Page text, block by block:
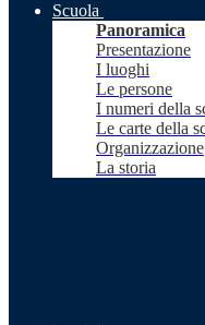
Scuola
Panoramica
Presentazione
I luoghi
Le persone
I numeri della
Le carte della
Organizzazione
La storia